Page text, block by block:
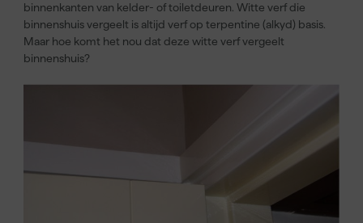
binnenkanten van kelder- of toiletdeuren. Witte verf die
binnenshuis vergeelt is altijd verf op terpentine (alkyd) basis.
Maar hoe komt het nou dat deze witte verf vergeelt
binnenshuis?